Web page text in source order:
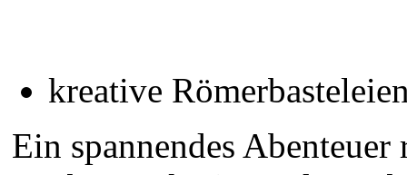
kreative
Ein spannendes